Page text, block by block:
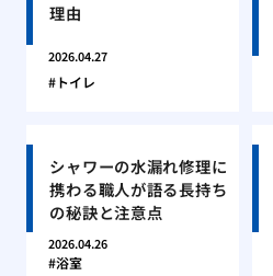
理由
2026.04.27
トイレ
シャワーの水漏れ修理に
携わる職人が語る長持ち
の秘訣と注意点
2026.04.26
浴室